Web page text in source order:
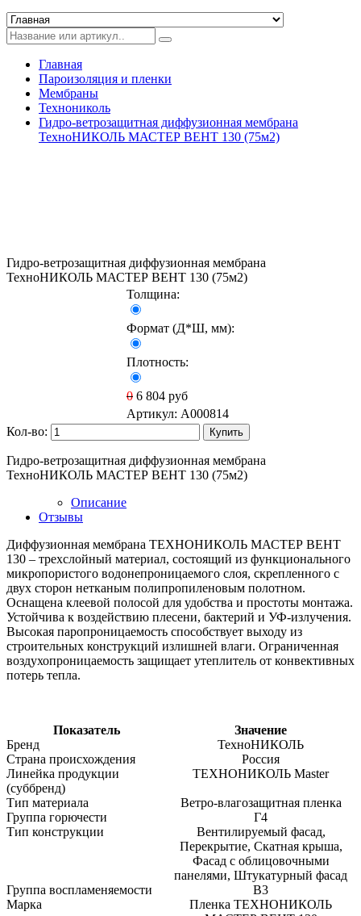
Главная
Пароизоляция и пленки
Мембраны
Технониколь
Гидро-ветрозащитная диффузионная мембрана
ТехноНИКОЛЬ МАСТЕР ВЕНТ 130 (75м2)
Гидро-ветрозащитная диффузионная мембрана
ТехноНИКОЛЬ МАСТЕР ВЕНТ 130 (75м2)
Толщина:
Формат (Д*Ш, мм):
Плотность:
0 6 804 руб
Артикул: A000814
Кол-во:
Купить
Гидро-ветрозащитная диффузионная мембрана
ТехноНИКОЛЬ МАСТЕР ВЕНТ 130 (75м2)
Описание
Отзывы
Диффузионная мембрана ТЕХНОНИКОЛЬ МАСТЕР ВЕНТ
130 – трехслойный материал, состоящий из функционального
микропористого водонепроницаемого слоя, скрепленного с
двух сторон нетканым полипропиленовым полотном.
Оснащена клеевой полосой для удобства и простоты монтажа.
Устойчива к воздействию плесени, бактерий и УФ-излучения.
Высокая паропроницаемость способствует выходу из
строительных конструкций излишней влаги. Ограниченная
воздухопроницаемость защищает утеплитель от конвективных
потерь тепла.
Показатель
Значение
Бренд
ТехноНИКОЛЬ
Страна происхождения
Россия
Линейка продукции
(суббренд)
ТЕХНОНИКОЛЬ Master
Тип материала
Ветро-влагозащитная пленка
Группа горючести
Г4
Тип конструкции
Вентилируемый фасад,
Перекрытие, Скатная крыша,
Фасад с облицовочными
панелями, Штукатурный фасад
Группа воспламеняемости
В3
Марка
Пленка ТЕХНОНИКОЛЬ